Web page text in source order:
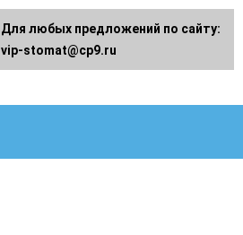
Для любых предложений по сайту:
vip-stomat@cp9.ru